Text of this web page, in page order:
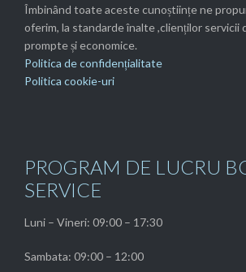
Îmbinând toate aceste cunoștiințe ne
oferim, la standarde înalte ,clienților servicii
prompte și economice.
Politica de confidențialitate
Politica cookie-uri
PROGRAM DE LUCRU
SERVICE
Luni – Vineri: 09:00 – 17:30
Sambata: 09:00 – 12:00